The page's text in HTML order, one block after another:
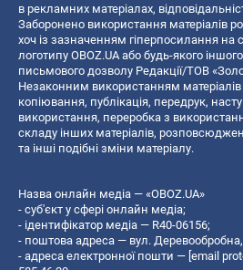
в рекламних матеріалах,
Заборонено використання матеріалів
хоч із зазначенням гіперпосилання на
логотипу OBOZ.UA або будь-якого
письмового дозволу Редакції/ТОВ
Незаконним використанням
копiювання, публiкацiя, передрук,
використання, переробка з
складу інших матеріалів,
та інші подібні зміни матеріалу.
Назва онлайн медіа — «OBOZ.UA»
- суб'єкт у сфері онлайн медіа;
- ідентифікатор медіа — R40-06156;
- поштова адреса — вул. Деревообробна,
- адреса електронної пошти — [email